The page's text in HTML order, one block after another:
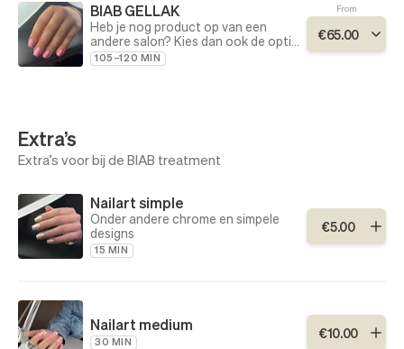
BIAB GELLAK
Heb je nog product op van een
andere salon? Kies dan ook de optie
product verwijderen (andere salon).
De duur van de behandeling kan
105–120 MIN
From
€65.00
Extra’s
Extra’s voor bij de BIAB treatment
Nailart simple
Onder andere chrome en simpele
designs
15 MIN
€5.00
Nailart medium
30 MIN
€10.00